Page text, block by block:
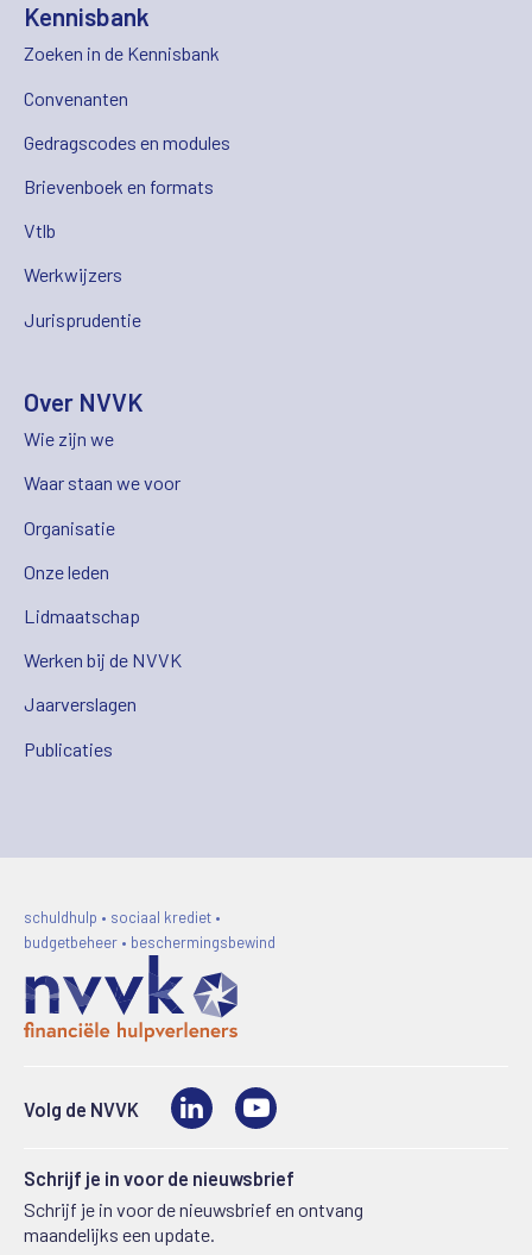
Kennisbank
Zoeken in de Kennisbank
Convenanten
Gedragscodes en modules
Brievenboek en formats
Vtlb
Werkwijzers
Jurisprudentie
Over NVVK
Wie zijn we
Waar staan we voor
Organisatie
Onze leden
Lidmaatschap
Werken bij de NVVK
Jaarverslagen
Publicaties
schuldhulp • sociaal krediet •
budgetbeheer • beschermingsbewind
Volg de NVVK LinkedIn
Schrijf je in voor de nieuwsbrief
Schrijf je in voor de nieuwsbrief en ontvang
maandelijks een update.